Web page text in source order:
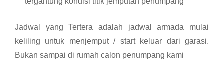
Jadwal yang Tertera adalah jadwal armada mulai
keliling untuk menjemput / start keluar dari garasi.
Bukan sampai di rumah calon penumpang kami